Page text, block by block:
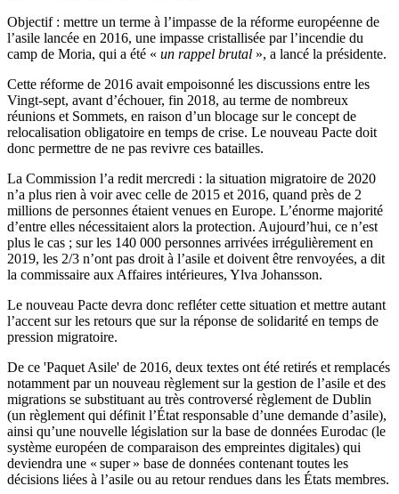
Objectif : mettre un terme à l’impasse de la réforme européenne de
l’asile lancée en 2016, une impasse cristallisée par l’incendie du
camp de Moria, qui a été « un rappel brutal », a lancé la présidente.
Cette réforme de 2016 avait empoisonné les discussions entre les
Vingt-sept, avant d’échouer, fin 2018, au terme de nombreux
réunions et Sommets, en raison d’un blocage sur le concept de
relocalisation obligatoire en temps de crise. Le nouveau Pacte doit
donc permettre de ne pas revivre ces batailles.
La Commission l’a redit mercredi : la situation migratoire de 2020
n’a plus rien à voir avec celle de 2015 et 2016, quand près de 2
millions de personnes étaient venues en Europe. L’énorme majorité
d’entre elles nécessitaient alors la protection. Aujourd’hui, ce n’est
plus le cas ; sur les 140 000 personnes arrivées irrégulièrement en
2019, les 2/3 n’ont pas droit à l’asile et doivent être renvoyées, a dit
la commissaire aux Affaires intérieures, Ylva Johansson.
Le nouveau Pacte devra donc refléter cette situation et mettre autant
l’accent sur les retours que sur la réponse de solidarité en temps de
pression migratoire.
De ce 'Paquet Asile' de 2016, deux textes ont été retirés et remplacés
notamment par un nouveau règlement sur la gestion de l’asile et des
migrations se substituant au très controversé règlement de Dublin
(un règlement qui définit l’État responsable d’une demande d’asile),
ainsi qu’une nouvelle législation sur la base de données Eurodac (le
système européen de comparaison des empreintes digitales) qui
deviendra une « super » base de données contenant toutes les
décisions liées à l’asile ou au retour rendues dans les États membres.